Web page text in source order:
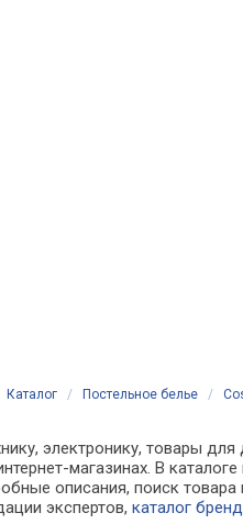
Каталог / Постельное белье /
электронику, товары
магазинах. В
описания, поиск
экспертов,каталог